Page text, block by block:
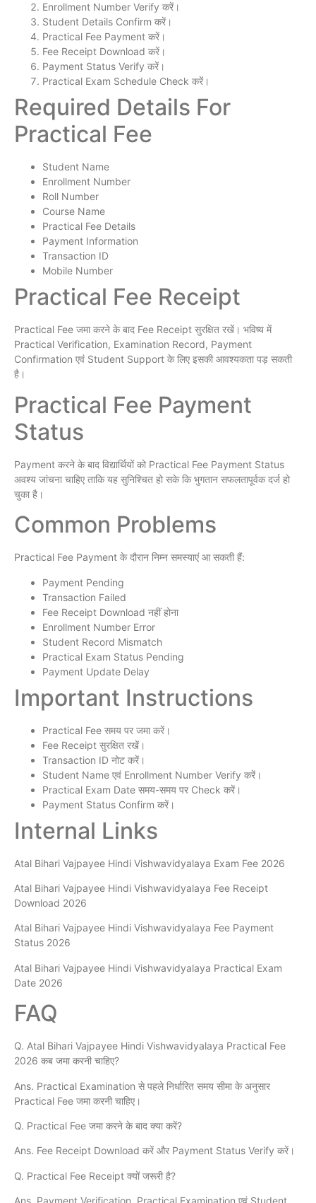
Enrollment Number Verify करें।
Student Details Confirm करें।
Practical Fee Payment करें।
Fee Receipt Download करें।
Payment Status Verify करें।
Practical Exam Schedule Check करें।
Required Details For
Practical Fee
Student Name
Enrollment Number
Roll Number
Course Name
Practical Fee Details
Payment Information
Transaction ID
Mobile Number
Practical Fee Receipt
Practical Fee जमा करने के बाद Fee Receipt सुरक्षित रखें। भविष्य में
Practical Verification, Examination Record, Payment
Confirmation एवं Student Support के लिए इसकी आवश्यकता पड़ सकती
है।
Practical Fee Payment
Status
Payment करने के बाद विद्यार्थियों को Practical Fee Payment Status
अवश्य जांचना चाहिए ताकि यह सुनिश्चित हो सके कि भुगतान सफलतापूर्वक दर्ज हो
चुका है।
Common Problems
Practical Fee Payment के दौरान निम्न समस्याएं आ सकती हैं:
Payment Pending
Transaction Failed
Fee Receipt Download नहीं होना
Enrollment Number Error
Student Record Mismatch
Practical Exam Status Pending
Payment Update Delay
Important Instructions
Practical Fee समय पर जमा करें।
Fee Receipt सुरक्षित रखें।
Transaction ID नोट करें।
Student Name एवं Enrollment Number Verify करें।
Practical Exam Date समय-समय पर Check करें।
Payment Status Confirm करें।
Internal Links
Atal Bihari Vajpayee Hindi Vishwavidyalaya Exam Fee 2026
Atal Bihari Vajpayee Hindi Vishwavidyalaya Fee Receipt
Download 2026
Atal Bihari Vajpayee Hindi Vishwavidyalaya Fee Payment
Status 2026
Atal Bihari Vajpayee Hindi Vishwavidyalaya Practical Exam
Date 2026
FAQ
Q. Atal Bihari Vajpayee Hindi Vishwavidyalaya Practical Fee
2026 कब जमा करनी चाहिए?
Ans. Practical Examination से पहले निर्धारित समय सीमा के अनुसार
Practical Fee जमा करनी चाहिए।
Q. Practical Fee जमा करने के बाद क्या करें?
Ans. Fee Receipt Download करें और Payment Status Verify करें।
Q. Practical Fee Receipt क्यों जरूरी है?
Ans. Payment Verification, Practical Examination एवं Student